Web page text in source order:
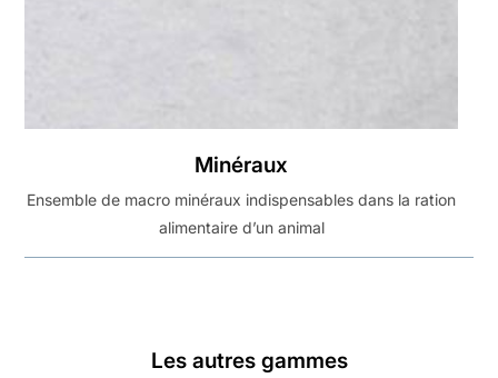
Minéraux
Ensemble de macro minéraux indispensables dans la ration
alimentaire d’un animal
Les autres gammes